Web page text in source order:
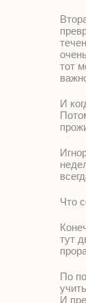
тот
И
Что
тут
По
И